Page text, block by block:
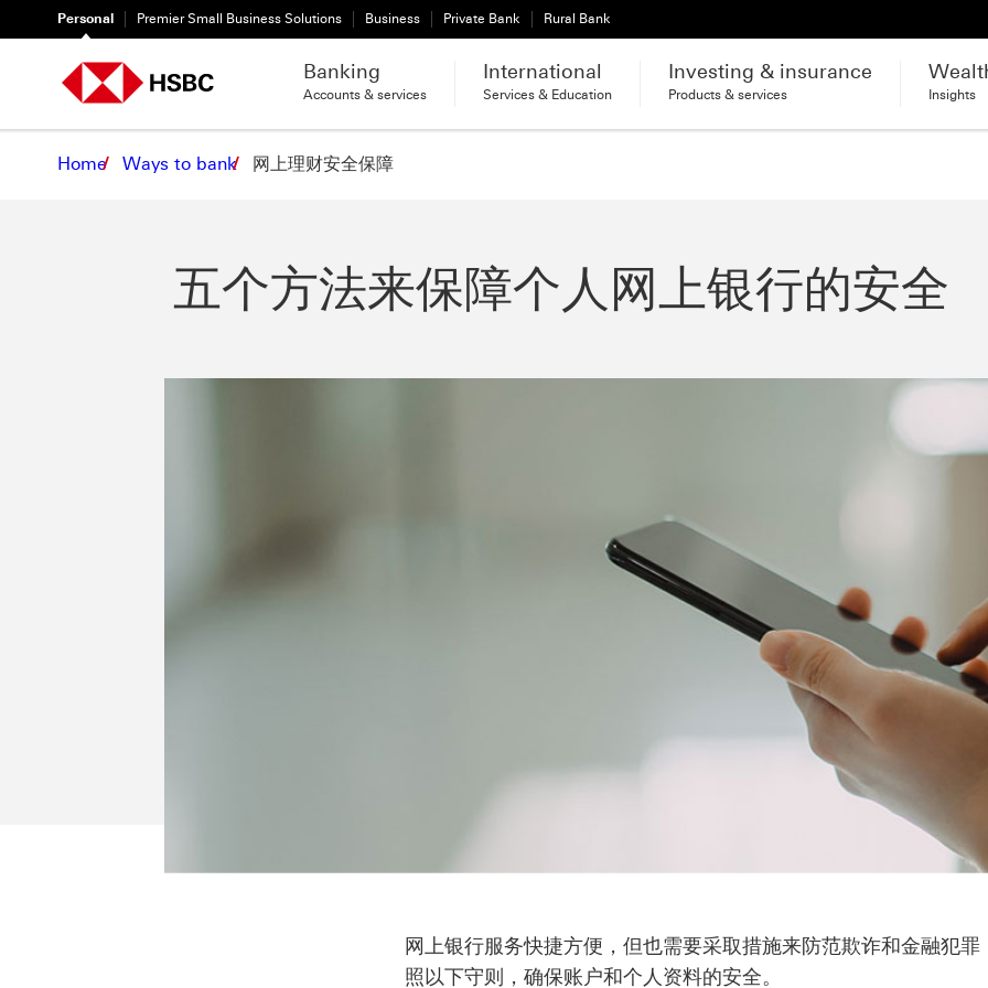
Personal Premier Small Business Solutions Business Private Bank Rural Bank
Banking
Accounts & services
International
Services & Education
Investing & insurance
Products & services Insights
Home Ways to bank 网上理财安全保障
五个方法来保障个人网上银行的安全
网上银行服务快捷方便，但也需要采取措施来防范欺诈和金融犯罪
照以下守则，确保账户和个人资料的安全。